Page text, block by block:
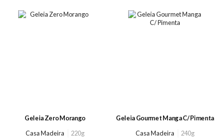
Geleia Zero Morango
Casa Madeira
220g
Geleia Gourmet Manga C/ Pimenta
Casa Madeira
240g